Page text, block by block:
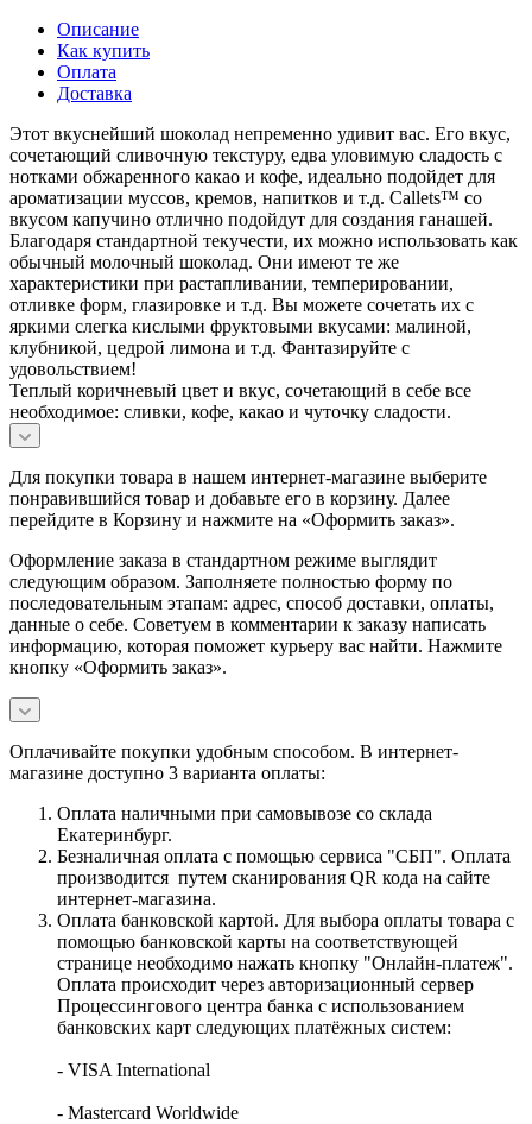
Описание
Как купить
Оплата
Доставка
Этот вкуснейший шоколад непременно удивит вас. Его вкус,
сочетающий сливочную текстуру, едва уловимую сладость с
нотками обжаренного какао и кофе, идеально подойдет для
ароматизации муссов, кремов, напитков и т.д. Callets™ со
вкусом капучино отлично подойдут для создания ганашей.
Благодаря стандартной текучести, их можно использовать как
обычный молочный шоколад. Они имеют те же
характеристики при растапливании, темперировании,
отливке форм, глазировке и т.д. Вы можете сочетать их с
яркими слегка кислыми фруктовыми вкусами: малиной,
клубникой, цедрой лимона и т.д. Фантазируйте с
удовольствием!
Теплый коричневый цвет и вкус, сочетающий в себе все
необходимое: сливки, кофе, какао и чуточку сладости.
Для покупки товара в нашем интернет-магазине выберите
понравившийся товар и добавьте его в корзину. Далее
перейдите в Корзину и нажмите на «Оформить заказ».
Оформление заказа в стандартном режиме выглядит
следующим образом. Заполняете полностью форму по
последовательным этапам: адрес, способ доставки, оплаты,
данные о себе. Советуем в комментарии к заказу написать
информацию, которая поможет курьеру вас найти. Нажмите
кнопку «Оформить заказ».
Оплачивайте покупки удобным способом. В интернет-
магазине доступно 3 варианта оплаты:
Оплата наличными при самовывозе со склада
Екатеринбург.
Безналичная оплата с помощью сервиса "СБП". Оплата
производится путем сканирования QR кода на сайте
интернет-магазина.
Оплата банковской картой. Для выбора оплаты товара с
помощью банковской карты на соответствующей
странице необходимо нажать кнопку "Онлайн-платеж".
Оплата происходит через авторизационный сервер
Процессингового центра банка с использованием
банковских карт следующих платёжных систем:
- VISA International
- Mastercard Worldwide